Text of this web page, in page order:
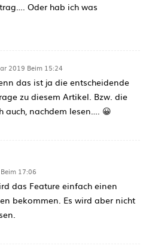
Oder hab ich was
2019 Beim 15:24
das ist ja die entscheidende
zu diesem Artikel. Bzw. die
auch, nachdem lesen…. 😀
17:06
das Feature einfach einen
bekommen. Es wird aber nicht